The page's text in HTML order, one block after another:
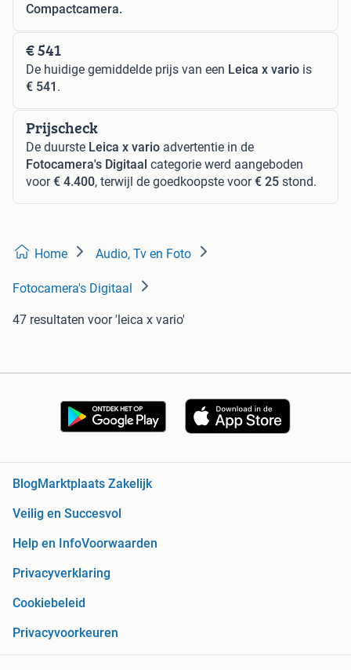
Compactcamera.
€ 541
De huidige gemiddelde prijs van een Leica x vario is
€ 541 .
Prijscheck
De duurste Leica x vario advertentie in de
Fotocamera's Digitaal categorie werd aangeboden
voor€ 4.400, terwijl de goedkoopste voor€ 25 stond.
Home Audio, Tv en Foto
Fotocamera's Digitaal
47 resultaten voor 'leica x vario'
BlogMarktplaats Zakelijk
Veilig en Succesvol
Help en InfoVoorwaarden
Privacyverklaring
Cookiebeleid
Privacyvoorkeuren